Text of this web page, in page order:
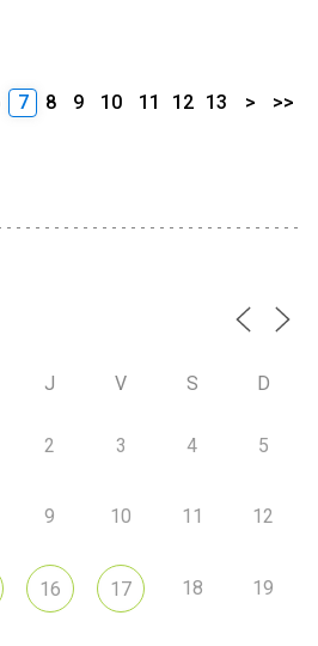
7 8 9 10 11 12 13 > >>
J V S D
2 3 4 5
9 10 11 12
16 17 18 19